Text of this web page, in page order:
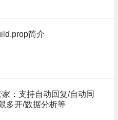
简介
：支持自动回复/自动同
多开/数据分析等